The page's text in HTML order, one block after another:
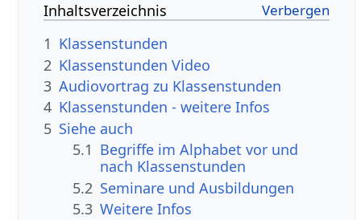
Inhaltsverzeichnis
1 Klassenstunden
2 Klassenstunden Video
3 Audiovortrag zu Klassenstunden
4 Klassenstunden - weitere Infos
5 Siehe auch
5.1 Begriffe im Alphabet vor und
nach Klassenstunden
5.2 Seminare und Ausbildungen
5.3 Weitere Infos